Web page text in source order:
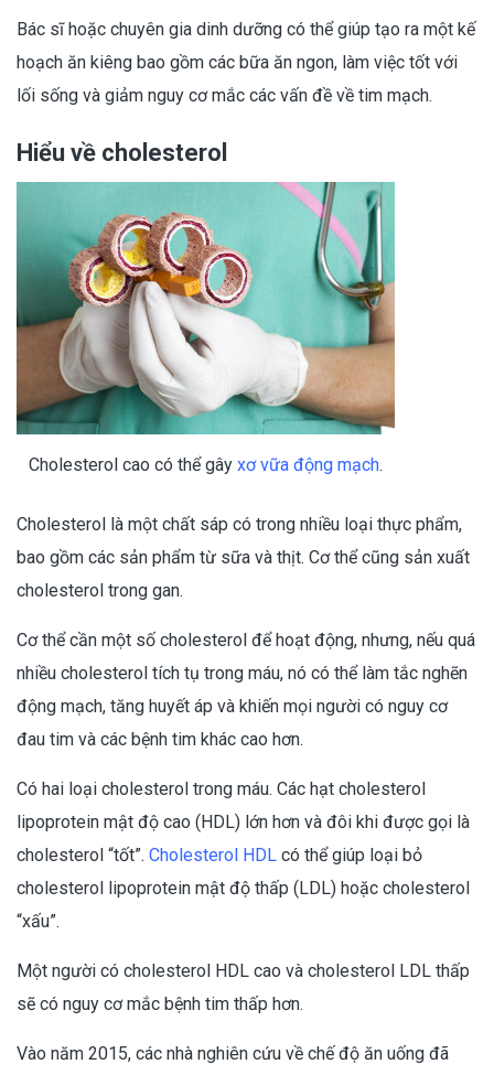
Bác sĩ hoặc chuyên gia dinh dưỡng có thể giúp tạo ra một kế
hoạch ăn kiêng bao gồm các bữa ăn ngon, làm việc tốt với
lối sống và giảm nguy cơ mắc các vấn đề về tim mạch.
Hiểu về cholesterol
Cholesterol cao có thể gây xơ vữa động mạch.
Cholesterol là một chất sáp có trong nhiều loại thực phẩm,
bao gồm các sản phẩm từ sữa và thịt. Cơ thể cũng sản xuất
cholesterol trong gan.
Cơ thể cần một số cholesterol để hoạt động, nhưng, nếu quá
nhiều cholesterol tích tụ trong máu, nó có thể làm tắc nghẽn
động mạch, tăng huyết áp và khiến mọi người có nguy cơ
đau tim và các bệnh tim khác cao hơn.
Có hai loại cholesterol trong máu. Các hạt cholesterol
lipoprotein mật độ cao (HDL) lớn hơn và đôi khi được gọi là
cholesterol “tốt”. Cholesterol HDL có thể giúp loại bỏ
cholesterol lipoprotein mật độ thấp (LDL) hoặc cholesterol
“xấu”.
Một người có cholesterol HDL cao và cholesterol LDL thấp
sẽ có nguy cơ mắc bệnh tim thấp hơn.
Vào năm 2015, các nhà nghiên cứu về chế độ ăn uống đã